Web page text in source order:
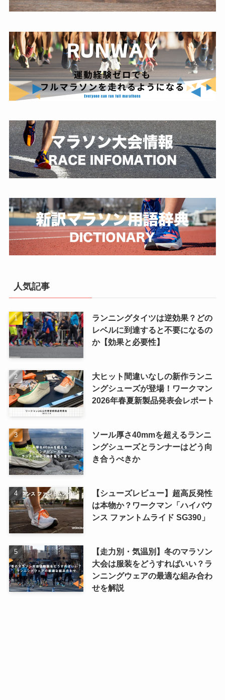
人気記事
ランニングタイツは逆効果？どの
レベルに到達すると不要になるの
か【効果と必要性】
大ヒット間違いなしの新作ランニ
ングシューズが登場！ワークマン
2026年春夏新製品発表会レポート
ソール厚さ40mmを超えるランニ
ングシューズとランナーはどう向
き合うべきか
【シューズレビュー】超高反発性
は本物か？ワークマン「ハイバウ
ンス ファントムライド SG390」
【走力別・気温別】冬のマラソン
大会は服装をどうすればいい？ラ
ンニングウェアの最適な組み合わ
せを解説